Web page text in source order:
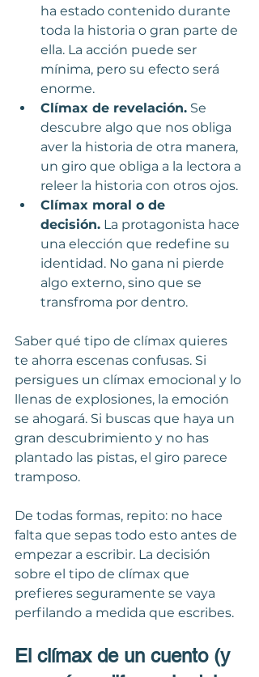
ha estado contenido durante
toda la historia o gran parte de
ella. La acción puede ser
mínima, pero su efecto será
enorme.
Clímax de revelación. Se
descubre algo que nos obliga
aver la historia de otra manera,
un giro que obliga a la lectora a
releer la historia con otros ojos.
Clímax moral o de
decisión. La protagonista hace
una elección que redefine su
identidad. No gana ni pierde
algo externo, sino que se
transfroma por dentro.
Saber qué tipo de clímax quieres
te ahorra escenas confusas. Si
persigues un clímax emocional y lo
llenas de explosiones, la emoción
se ahogará. Si buscas que haya un
gran descubrimiento y no has
plantado las pistas, el giro parece
tramposo.
De todas formas, repito: no hace
falta que sepas todo esto antes de
empezar a escribir. La decisión
sobre el tipo de clímax que
prefieres seguramente se vaya
perfilando a medida que escribes.
El clímax de un cuento (y